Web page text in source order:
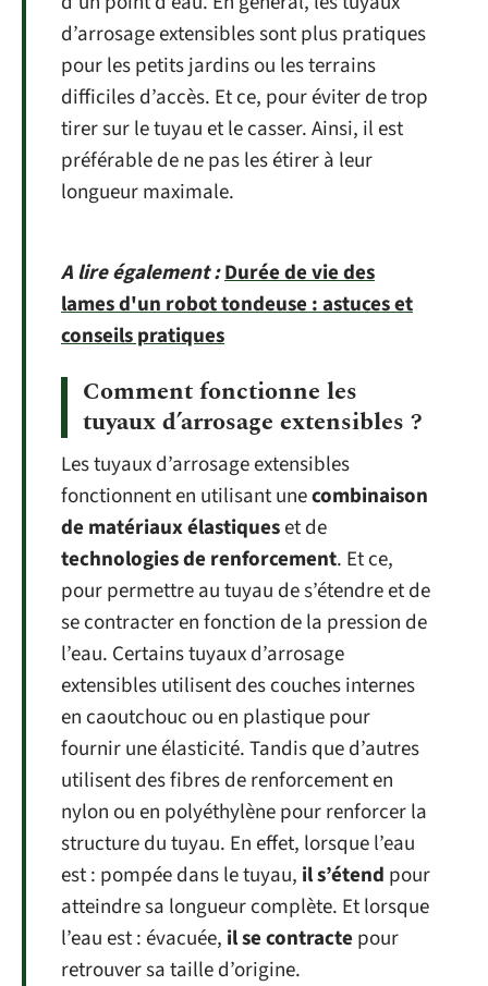
d’arrosage extensibles sont plus pratiques
pour les petits jardins ou les terrains
difficiles d’accès. Et ce, pour éviter de trop
tirer sur le tuyau et le casser. Ainsi, il est
préférable de ne pas les étirer à leur
longueur maximale.
A lire également :Durée de vie des
lames d'un robot tondeuse : astuces et
conseils pratiques
Comment fonctionne les
tuyaux d’arrosage extensibles ?
Les tuyaux d’arrosage extensibles
fonctionnent en utilisant unecombinaison
de matériaux élastiqueset de
technologies de renforcement. Et ce,
pour permettre au tuyau de s’étendre et de
se contracter en fonction de la pression de
l’eau. Certains tuyaux d’arrosage
extensibles utilisent des couches internes
en caoutchouc ou en plastique pour
fournir une élasticité. Tandis que d’autres
utilisent des fibres de renforcement en
nylon ou en polyéthylène pour renforcer la
structure du tuyau. En effet, lorsque l’eau
est : pompée dans le tuyau, il s’étend pour
atteindre sa longueur complète. Et lorsque
l’eau est : évacuée, il se contracte pour
retrouver sa taille d’origine.